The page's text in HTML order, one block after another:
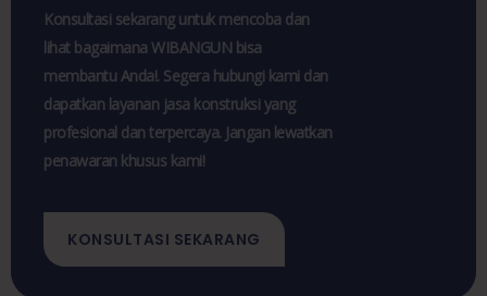
Konsultasi sekarang untuk mencoba dan
lihat bagaimana WIBANGUN bisa
membantu Anda!. Segera hubungi kami dan
dapatkan layanan jasa konstruksi yang
profesional dan terpercaya. Jangan lewatkan
penawaran khusus kami!
KONSULTASI SEKARANG